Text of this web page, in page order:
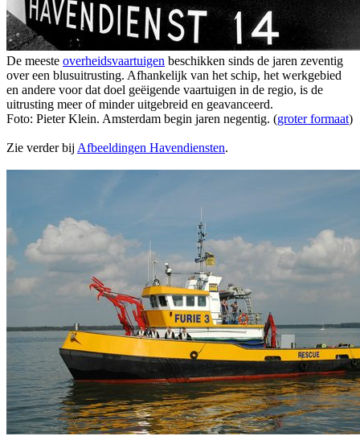
De meeste overheidsvaartuigen beschikken sinds de jaren zeventig
over een blusuitrusting. Afhankelijk van het schip, het werkgebied
en andere voor dat doel geëigende vaartuigen in de regio, is de
uitrusting meer of minder uitgebreid en geavanceerd.
Foto: Pieter Klein. Amsterdam begin jaren negentig. (groter formaat)
Zie verder bij Afbeeldingen Havendiensten.